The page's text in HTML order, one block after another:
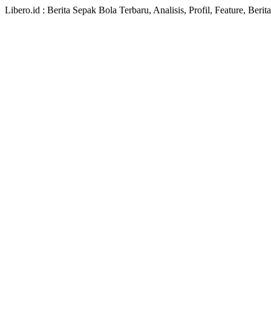
Libero.id : Berita Sepak Bola Terbaru, Analisis, Profil, Feature,